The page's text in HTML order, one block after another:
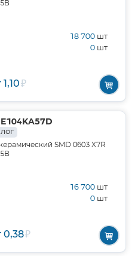
18 700 шт
0 шт
1,10₽
SMD 0603 X7R
16 700 шт
0 шт
0,38₽